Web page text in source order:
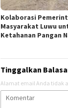
Kolaborasi
Masyarakat Luwu
Ketahanan Pangan
Tinggalkan
Alamat email Anda tidak